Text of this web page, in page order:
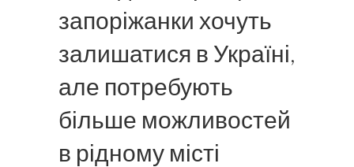
запоріжанки хочуть
залишатися в Україні,
але потребують
більше можливостей
в рідному місті